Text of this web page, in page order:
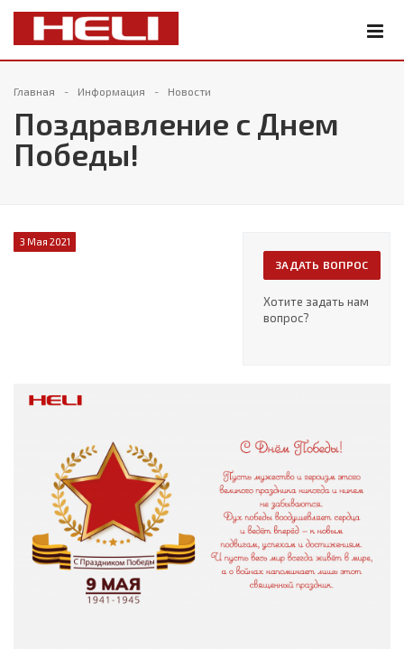
Главная Информация Новости
Поздравление с Днем
Победы!
ЗАДАТЬ ВОПРОС
Хотите задать нам
вопрос?
3 Мая 2021